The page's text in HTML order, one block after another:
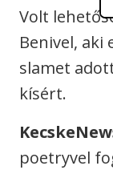
Volt
Benivel, aki
slamet
kísért.
poetryvel